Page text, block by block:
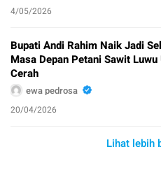
4/05/2026
Bupati Andi Rahim Naik Jadi
Masa Depan Petani Sawit
Cerah
ewa pedrosa
20/04/2026
Lihat lebih